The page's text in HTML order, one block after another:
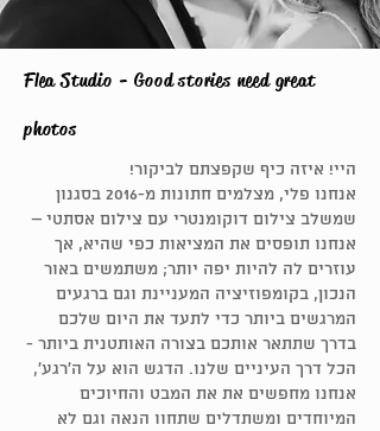
Flea Studio - Good stories need great
photos
היי! איזה כיף שקפצתם לביקור!
אנחנו פלי, מצלמים חתונות מ-2016
בסגנון
שמשלב צילום דוקומנטרי עם צילום אסתטי –
אנחנו תופסים את המציאות כפי שהיא, אך
עוזרים לה להיות יפה יותר; משתמשים באור
הנכון, בקומפוזיציה המעניינת וגם ברגעים
המרגשים ביותר כדי לתעד את היום שלכם
בדרך שתתאר אותכם בצורה האותטנית ביותר -
הכל דרך העיניים שלנו. הדגש הוא על ה׳רגע׳,
אנחנו מחפשים את את המבט והחיוכים
המיוחדים ומשתדלים שתחוו הנאה וגם לא